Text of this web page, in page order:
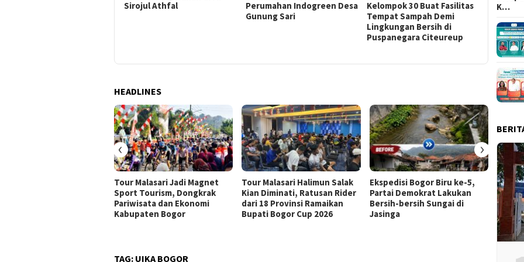
Sirojul Athfal
Perumahan Indogreen Desa
Gunung Sari
Kelompok 30 Buat Fasilitas
Tempat Sampah Demi
Lingkungan Bersih di
Puspanegara Citeureup
HEADLINES
Tour Malasari Jadi Magnet
Sport Tourism, Dongkrak
Pariwisata dan Ekonomi
Kabupaten Bogor
Tour Malasari Halimun Salak
Kian Diminati, Ratusan Rider
dari 18 Provinsi Ramaikan
Bupati Bogor Cup 2026
Ekspedisi Bogor Biru ke-5,
Partai Demokrat Lakukan
Bersih-bersih Sungai di
Jasinga
‹ ›
TAG: UIKA BOGOR
K…